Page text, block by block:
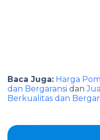
Baca Juga: Harga
dan Bergaransi dan
Berkualitas dan